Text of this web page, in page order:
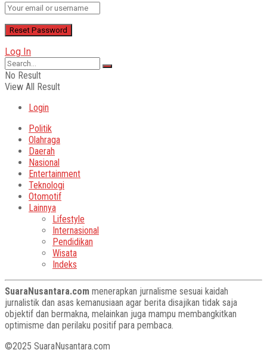
Log In
No Result
View All Result
Login
Politik
Olahraga
Daerah
Nasional
Entertainment
Teknologi
Otomotif
Lainnya
Lifestyle
Internasional
Pendidikan
Wisata
Indeks
SuaraNusantara.com menerapkan jurnalisme sesuai kaidah
jurnalistik dan asas kemanusiaan agar berita disajikan tidak saja
objektif dan bermakna, melainkan juga mampu membangkitkan
optimisme dan perilaku positif para pembaca.
©2025 SuaraNusantara.com